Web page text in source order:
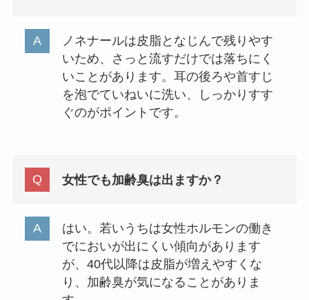
ノネナールは皮脂となじんで残りやす
いため、さっと流すだけでは落ちにく
いことがあります。耳の後ろや首すじ
を泡でていねいに洗い、しっかりすす
ぐのがポイントです。
女性でも加齢臭は出ますか？
はい。若いうちは女性ホルモンの働き
でにおいが出にくい傾向があります
が、40代以降は皮脂が増えやすくな
り、加齢臭が気になることがありま